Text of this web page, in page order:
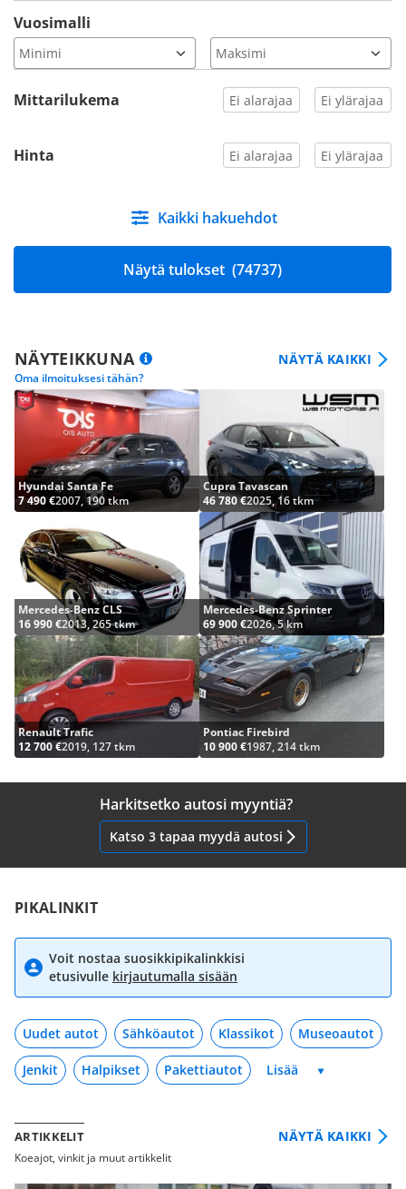
Vuosimalli
Mittarilukema
Hinta
Kaikki hakuehdot
Näytä tulokset (74737)
NÄYTEIKKUNA
Oma ilmoituksesi tähän?
NÄYTÄ KAIKKI
Hyundai Santa Fe
7 490 €2007, 190 tkm
Cupra Tavascan
46 780 €2025, 16 tkm
Mercedes-Benz CLS
16 990 €2013, 265 tkm
Mercedes-Benz Sprinter
69 900 €2026, 5 km
Renault Trafic
12 700 €2019, 127 tkm
Pontiac Firebird
10 900 €1987, 214 tkm
Harkitsetko autosi myyntiä?
Katso 3 tapaa myydä autosi
PIKALINKIT
Voit nostaa suosikkipikalinkkisi
etusivulle kirjautumalla sisään
Uudet autot Sähköautot Klassikot Museoautot
Jenkit Halpikset Pakettiautot
ARTIKKELIT NÄYTÄ KAIKKI
Koeajot, vinkit ja muut artikkelit